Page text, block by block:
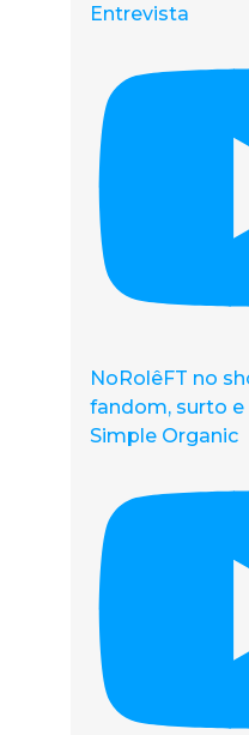
Entrevista
NoRolêFT no
fandom, surto
Simple Organic